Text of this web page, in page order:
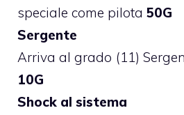
speciale come pilota 50G
Sergente
Arriva al grado (11)
10G
Shock al sistema